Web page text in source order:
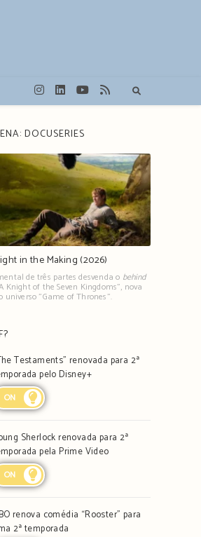
DOCUSERIES
in the Making (2026)
de três partes desvenda o behind
Knight of the Seven Kingdoms", nova
universo "Game of Thrones".
Testaments” renovada para 2ª
pelo Disney+
ON
Sherlock renovada para 2ª
pela Prime Video
ON
renova comédia “Rooster” para
2ª temporada